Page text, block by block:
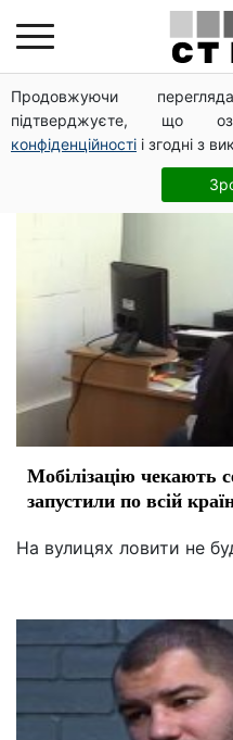
Продовжуючи
підтверджуєте, що
конфіденційності і згодні з
Мобілізацію чекають
запустили по всій
На вулицях ловити не